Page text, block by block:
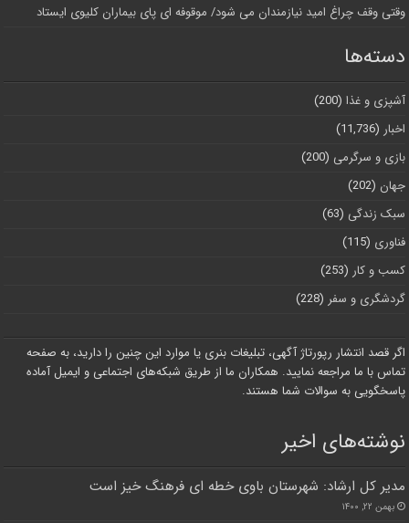
وقتی وقف چراغ امید نیازمندان می شود/ موقوفه ای پای بیماران کلیوی ایستاد
دسته‌ها
آشپزی و غذا (200)
اخبار (11,736)
بازی و سرگرمی (200)
جهان (202)
سبک زندگی (63)
فناوری (115)
کسب و کار (253)
گردشگری و سفر (228)
اگر قصد انتشار رپورتاژ آگهی، تبلیغات بنری یا موارد این چنین را دارید، به صفحه
تماس با ما مراجعه نمایید. همکاران ما از طریق شبکه‌های اجتماعی و ایمیل آماده
پاسخگویی به سوالات شما هستند.
نوشته‌های اخیر
مدیر کل ارشاد: شهرستان باوی خطه ای فرهنگ خیز است
بهمن ۲۲, ۱۴۰۰